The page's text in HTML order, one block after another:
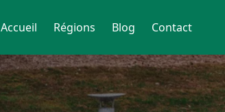
Accueil Régions Blog Contact